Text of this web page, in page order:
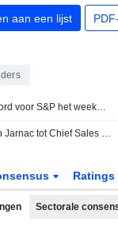
aan een lijst
Wall Street met record voor S&P het weekend in
Intel benoemt Dean Jarnac tot Chief Sales Officer
Ratings
Sectorale